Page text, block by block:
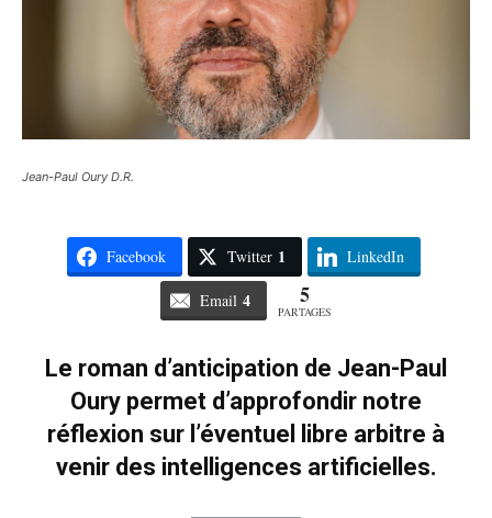
Jean-Paul Oury D.R.
Facebook Twitter 1 LinkedIn
Email 4 5
PARTAGES
Le roman d’anticipation de Jean-Paul
Oury permet d’approfondir notre
réflexion sur l’éventuel libre arbitre à
venir des intelligences artificielles.